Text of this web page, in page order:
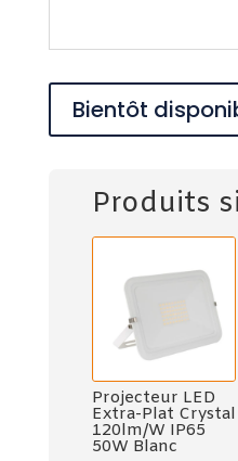
Bientôt
Produits
Projecteur LED
Extra-Plat Crystal
120lm/W IP65
50W Blanc